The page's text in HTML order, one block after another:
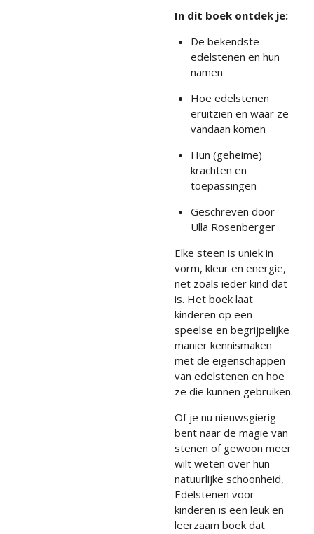
In dit boek ontdek je:
De bekendste
edelstenen en hun
namen
Hoe edelstenen
eruitzien en waar ze
vandaan komen
Hun (geheime)
krachten en
toepassingen
Geschreven door
Ulla Rosenberger
Elke steen is uniek in
vorm, kleur en energie,
net zoals ieder kind dat
is. Het boek laat
kinderen op een
speelse en begrijpelijke
manier kennismaken
met de eigenschappen
van edelstenen en hoe
ze die kunnen gebruiken.
Of je nu nieuwsgierig
bent naar de magie van
stenen of gewoon meer
wilt weten over hun
natuurlijke schoonheid,
Edelstenen voor
kinderen is een leuk en
leerzaam boek dat